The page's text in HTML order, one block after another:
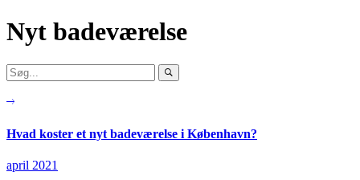
Nyt badeværelse
Hvad koster et nyt badeværelse i København?
april 2021